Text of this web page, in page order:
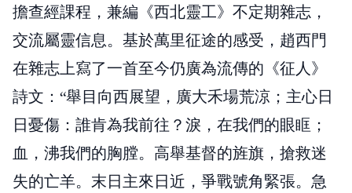
擔查經課程，兼編《西北靈工》不定期雜志，
交流屬靈信息。基於萬里征途的感受，趙西門
在雜志上寫了一首至今仍廣為流傳的《征人》
詩文：“舉目向西展望，廣大禾場荒涼；主心日
日憂傷：誰肯為我前往？淚，在我們的眼眶；
血，沸我們的胸膛。高舉基督的旌旗，搶救迷
失的亡羊。末日主來日近，爭戰號角緊張。急